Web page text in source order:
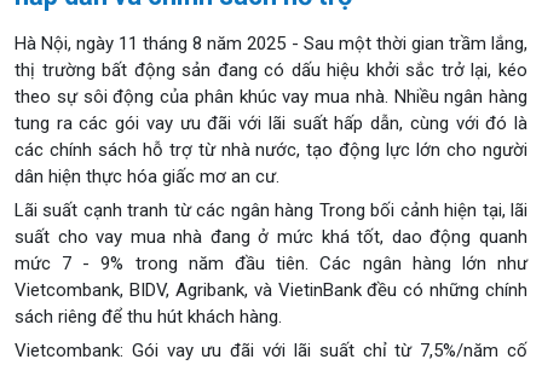
Hà Nội, ngày 11 tháng 8 năm 2025 - Sau một thời gian trầm lắng,
thị trường bất động sản đang có dấu hiệu khởi sắc trở lại, kéo
theo sự sôi động của phân khúc vay mua nhà. Nhiều ngân hàng
tung ra các gói vay ưu đãi với lãi suất hấp dẫn, cùng với đó là
các chính sách hỗ trợ từ nhà nước, tạo động lực lớn cho người
dân hiện thực hóa giấc mơ an cư.
Lãi suất cạnh tranh từ các ngân hàng Trong bối cảnh hiện tại, lãi
suất cho vay mua nhà đang ở mức khá tốt, dao động quanh
mức 7 - 9% trong năm đầu tiên. Các ngân hàng lớn như
Vietcombank, BIDV, Agribank, và VietinBank đều có những chính
sách riêng để thu hút khách hàng.
Vietcombank: Gói vay ưu đãi với lãi suất chỉ từ 7,5%/năm cố